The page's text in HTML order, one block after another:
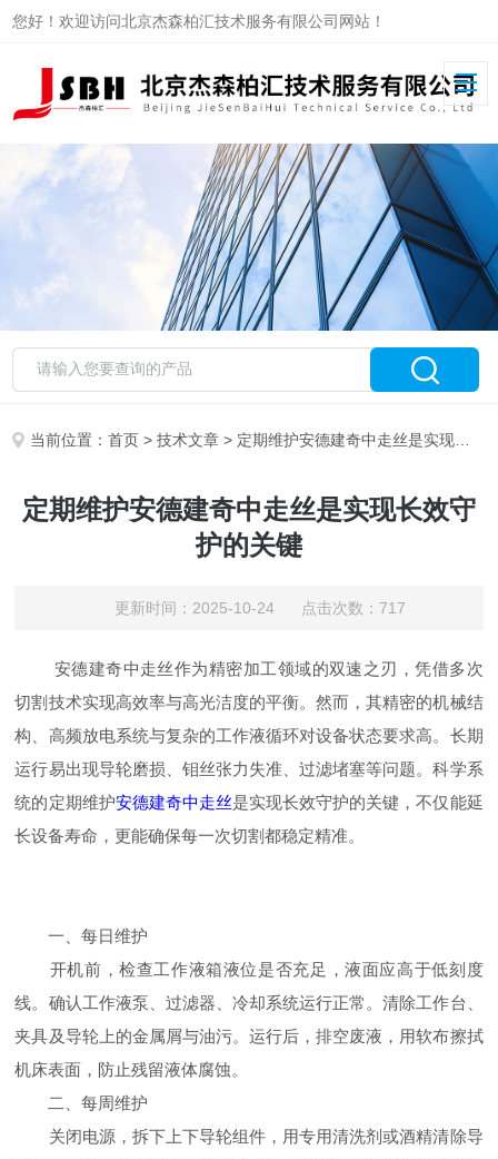
您好！欢迎访问北京杰森柏汇技术服务有限公司网站！
当前位置：首页 >技术文章 > 定期维护安德建奇中走丝是实现长效守护的关键
定期维护安德建奇中走丝是实现长效守
护的关键
更新时间：2025-10-24 点击次数：717
安德建奇中走丝作为精密加工领域的双速之刃，凭借多次
切割技术实现高效率与高光洁度的平衡。然而，其精密的机械结
构、高频放电系统与复杂的工作液循环对设备状态要求高。长期
运行易出现导轮磨损、钼丝张力失准、过滤堵塞等问题。科学系
统的定期维护安德建奇中走丝是实现长效守护的关键，不仅能延
长设备寿命，更能确保每一次切割都稳定精准。
一、每日维护
开机前，检查工作液箱液位是否充足，液面应高于低刻度
线。确认工作液泵、过滤器、冷却系统运行正常。清除工作台、
夹具及导轮上的金属屑与油污。运行后，排空废液，用软布擦拭
机床表面，防止残留液体腐蚀。
二、每周维护
关闭电源，拆下上下导轮组件，用专用清洗剂或酒精清除导